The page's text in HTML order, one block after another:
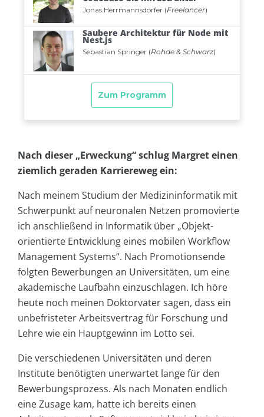
Nach dieser „Erweckung“ schlug Margret einen
ziemlich geraden Karriereweg ein:
Nach meinem Studium der Medizininformatik mit
Schwerpunkt auf neuronalen Netzen promovierte
ich anschließend in Informatik über „Objekt-
orientierte Entwicklung eines mobilen Workflow
Management Systems“. Nach Promotionsende
folgten Bewerbungen an Universitäten, um eine
akademische Laufbahn einzuschlagen. Ich höre
heute noch meinen Doktorvater sagen, dass ein
unbefristeter Arbeitsvertrag für Forschung und
Lehre wie ein Hauptgewinn im Lotto sei.
Die verschiedenen Universitäten und deren
Institute benötigten unerwartet lange für den
Bewerbungsprozess. Als nach Monaten endlich
eine Zusage kam, hatte ich bereits einen